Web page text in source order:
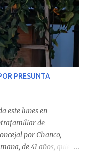
por un
2024 y junio de 2025.
de Cauquenes se
en este tipo de
los casos
de Chanco,
vigente. El informe
se registró en
PRESUNTA
este lunes en
de
por Chanco,
de 41 años, quien